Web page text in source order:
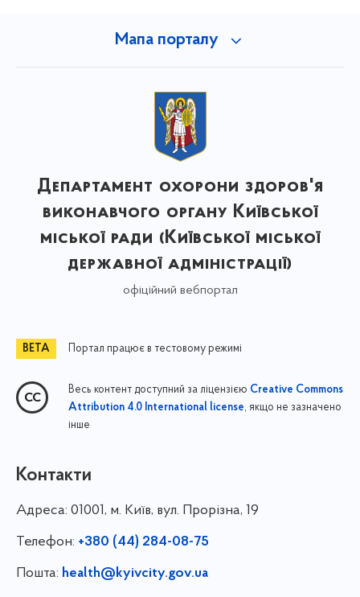
Мапа порталу
Департамент охорони здоров'я
виконавчого органу Київської
міської ради (Київської міської
державної адміністрації)
офіційний вебпортал
Портал працює в тестовому режимі
Весь контент доступний за ліцензією Creative Commons
Attribution 4.0 International license, якщо не зазначено
інше
Контакти
Адреса: 01001, м. Київ, вул. Прорізна, 19
Телефон: +380 (44) 284-08-75
Пошта: health@kyivcity.gov.ua